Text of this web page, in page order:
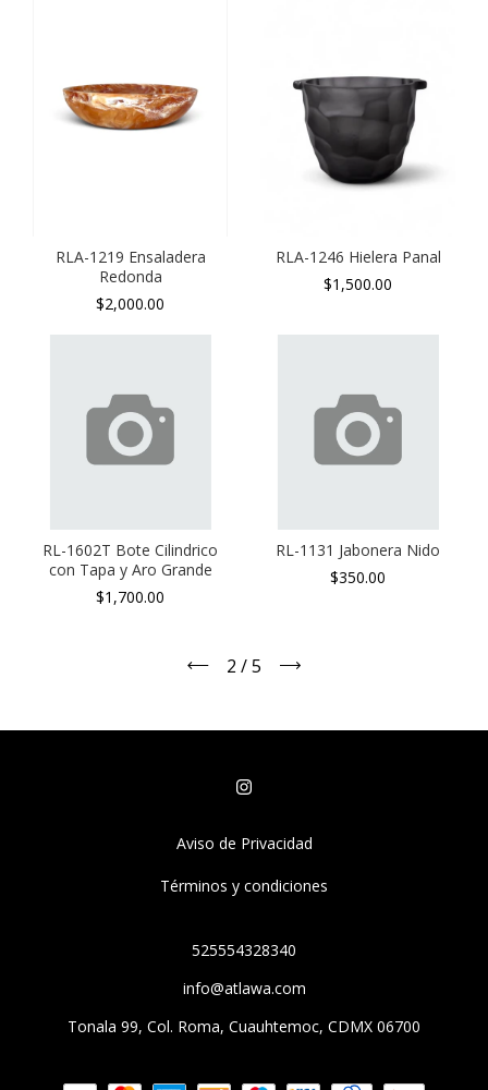
RLA-1219 Ensaladera
Redonda
$2,000.00
RLA-1246 Hielera Panal
$1,500.00
RL-1602T Bote Cilindrico
con Tapa y Aro Grande
$1,700.00
RL-1131 Jabonera Nido
$350.00
2 /5
Aviso de Privacidad
Términos y condiciones
525554328340
info@atlawa.com
Tonala 99, Col. Roma, Cuauhtemoc, CDMX 06700